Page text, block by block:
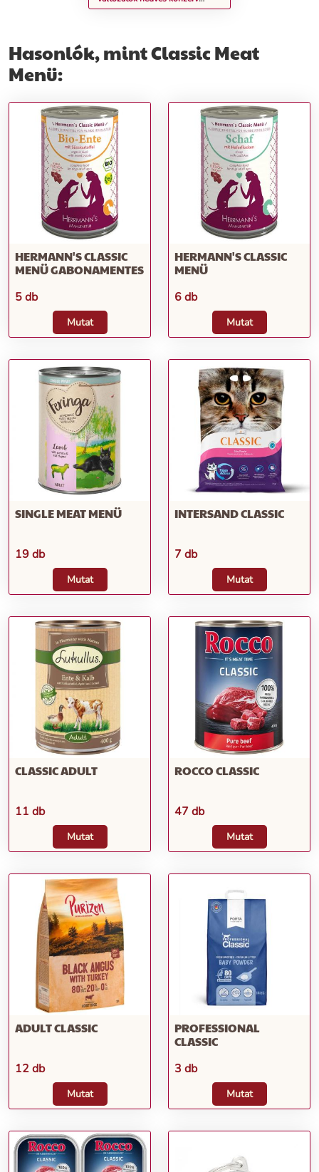
macskatáp - mix 3: 6 változattal
Hasonlók, mint Classic Meat
Menü:
HERMANN'S CLASSIC
MENÜ GABONAMENTES
5 db
Mutat
HERMANN'S CLASSIC
MENÜ
6 db
Mutat
SINGLE MEAT MENÜ
19 db
Mutat
INTERSAND CLASSIC
7 db
Mutat
CLASSIC ADULT
11 db
Mutat
ROCCO CLASSIC
47 db
Mutat
ADULT CLASSIC
12 db
Mutat
PROFESSIONAL
CLASSIC
3 db
Mutat